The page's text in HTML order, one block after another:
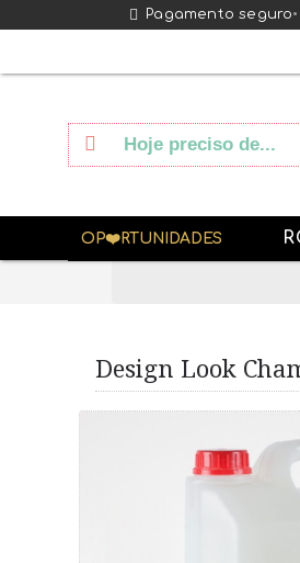
Pagamento seguro•
OP❤️RTUNIDADES
Design Look